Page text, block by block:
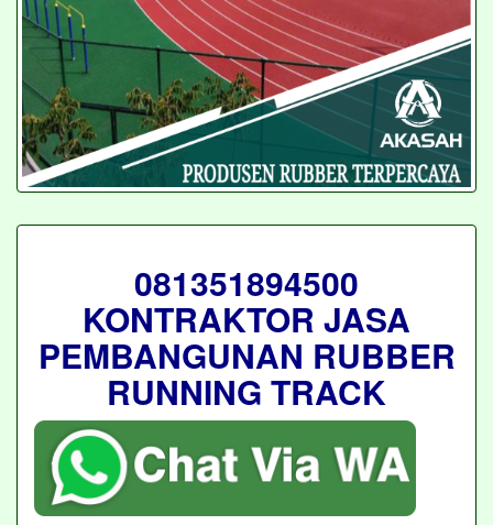
081351894500
KONTRAKTOR JASA
PEMBANGUNAN RUBBER
RUNNING TRACK